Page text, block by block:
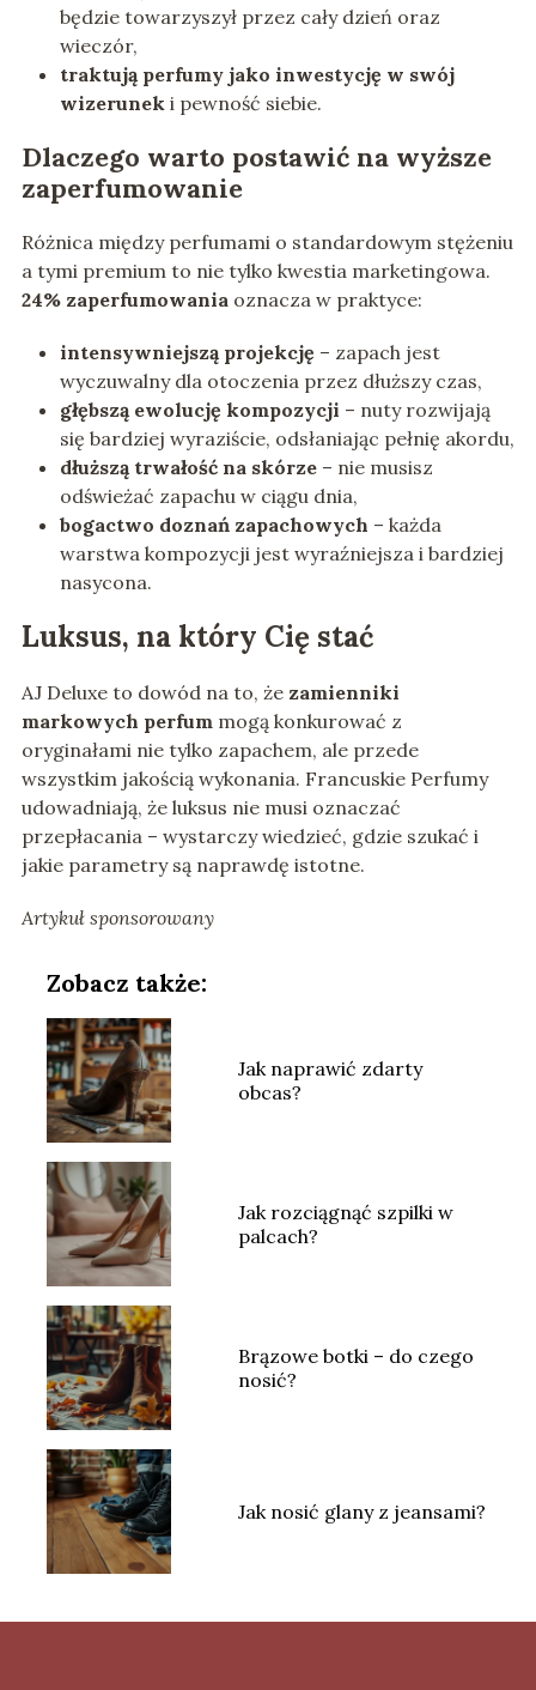
będzie towarzyszył przez cały dzień oraz
wieczór,
traktują perfumy jako inwestycję w swój
wizeruneki pewność siebie.
Dlaczego warto postawić na wyższe
zaperfumowanie
Różnica między perfumami o standardowym stężeniu
a tymi premium to nie tylko kwestia marketingowa.
24% zaperfumowaniaoznacza w praktyce:
intensywniejszą projekcję – zapach jest
wyczuwalny dla otoczenia przez dłuższy czas,
głębszą ewolucję kompozycji – nuty rozwijają
się bardziej wyraziście, odsłaniając pełnię akordu,
dłuższą trwałość na skórze– nie musisz
odświeżać zapachu w ciągu dnia,
bogactwo doznań zapachowych – każda
warstwa kompozycji jest wyraźniejsza i bardziej
nasycona.
Luksus, na który Cię stać
AJ Deluxe to dowód na to, że zamienniki
markowych perfummogą konkurować z
oryginałami nie tylko zapachem, ale przede
wszystkim jakością wykonania. Francuskie Perfumy
udowadniają, że luksus nie musi oznaczać
przepłacania – wystarczy wiedzieć, gdzie szukać i
jakie parametry są naprawdę istotne.
Artykuł sponsorowany
Zobacz także:
Jak naprawić zdarty
obcas?
Jak rozciągnąć szpilki w
palcach?
Brązowe botki – do czego
nosić?
Jak nosić glany z jeansami?